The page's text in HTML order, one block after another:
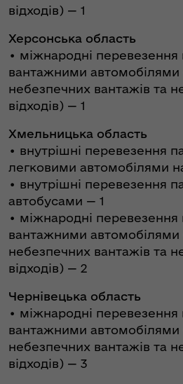
відходів) — 1
Херсонська область
• міжнародні перевезення
вантажними автомобілями
небезпечних вантажів та
відходів) — 1
Хмельницька область
• внутрішні перевезення
легковими автомобілями
• внутрішні перевезення
автобусами — 1
• міжнародні перевезення
вантажними автомобілями
небезпечних вантажів та
відходів) — 2
Чернівецька область
• міжнародні перевезення
вантажними автомобілями
небезпечних вантажів та
відходів) — 3